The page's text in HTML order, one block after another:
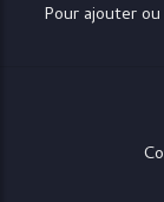
Pour ajouter